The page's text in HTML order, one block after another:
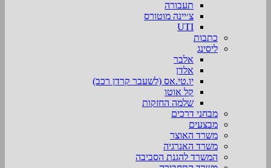
תעבורה
צ׳יינה מוטורס
UTI
כתבות
ליסינג
אלבר
אלדן
יו.טי.אס (לשעבר קרדן רכב)
קל אוטו
שלמה החזקות
מבחני דרכים
מבצעים
משרד האוצר
משרד האנרגיה
המשרד להגנת הסביבה